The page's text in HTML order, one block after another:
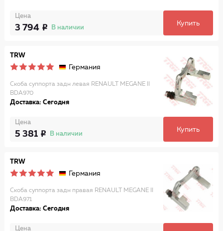
Цена
3 794 В наличии
Купить
TRW
Германия
Скоба суппорта задн левая RENAULT MEGANE II
BDA970
Доставка: Сегодня
Цена
5 381 В наличии
Купить
TRW
Германия
Скоба суппорта задн правая RENAULT MEGANE II
BDA971
Доставка: Сегодня
Цена